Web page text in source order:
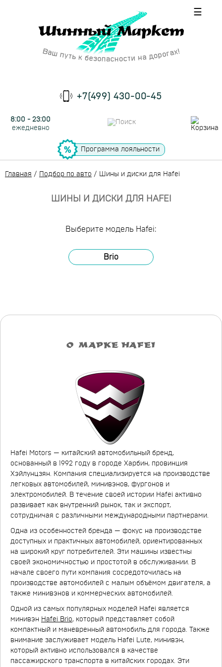
☰
+7(499) 430-00-45
8:00 - 23:00
ежедневно
Программа лояльности
Главная / Подбор по авто / Шины и диски для Hafei
ШИНЫ И ДИСКИ ДЛЯ HAFEI
Выберите модель Hafei:
Brio
О МАРКЕ HAFEI
Hafei Motors — китайский автомобильный бренд,
основанный в 1992 году в городе Харбин, провинция
Хэйлунцзян. Компания специализируется на производстве
легковых автомобилей, минивэнов, фургонов и
электромобилей. В течение своей истории Hafei активно
развивает как внутренний рынок, так и экспорт,
сотрудничая с различными международными партнерами.
Одна из особенностей бренда — фокус на производстве
доступных и практичных автомобилей, ориентированных
на широкий круг потребителей. Эти машины известны
своей экономичностью и простотой в обслуживании. В
начале своего пути компания сосредоточилась на
производстве автомобилей с малым объёмом двигателя, а
также минивэнов и коммерческих автомобилей.
Одной из самых популярных моделей Hafei является
минивэн Hafei Brio, который представляет собой
компактный и маневренный автомобиль для города. Также
внимание заслуживает модель Hafei Lute, минивэн,
который активно использовался в качестве
пассажирского транспорта в китайских городах. Эти